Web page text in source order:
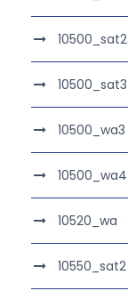
10500_sat2
10500_sat3
10500_wa3
10500_wa4
10520_wa
10550_sat2